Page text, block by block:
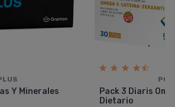
Y Minerales
Pack 3 Diaris
Dietario